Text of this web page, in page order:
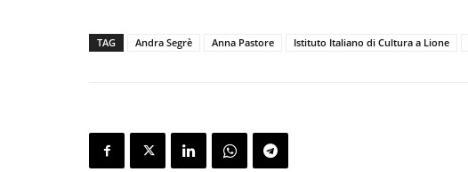
TAG Andra Segrè Anna Pastore Istituto Italiano di Cultura a Lione